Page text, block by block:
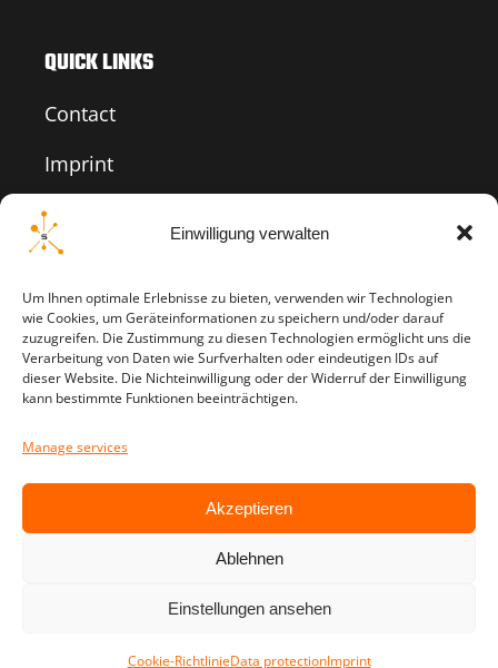
Einwilligung verwalten
Um Ihnen optimale Erlebnisse zu bieten, verwenden wir Technologien
wie Cookies, um Geräteinformationen zu speichern und/oder darauf
zuzugreifen. Die Zustimmung zu diesen Technologien ermöglicht uns die
Verarbeitung von Daten wie Surfverhalten oder eindeutigen IDs auf
dieser Website. Die Nichteinwilligung oder der Widerruf der Einwilligung
kann bestimmte Funktionen beeinträchtigen.
Manage services
Akzeptieren
Ablehnen
Einstellungen ansehen
Cookie-RichtlinieData protectionImprint
QUICK LINKS
Contact
Imprint
Data protection
Betriebsgesellschaft mbH. Alle Rechte
vorbehalten.